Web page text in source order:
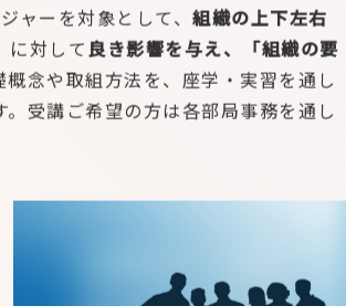
ャーを対象として、組織の上下左右
に対して 良き影響を与え、「組織の要
概念や取組方法を、座学・実習を通し
。受講ご希望の方は各部局事務を通し